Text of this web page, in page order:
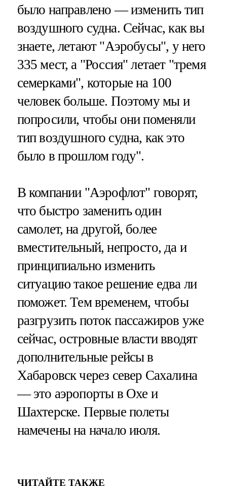
было направлено — изменить тип
воздушного судна. Сейчас, как вы
знаете, летают "Аэробусы", у него
335 мест, а "Россия" летает "тремя
семерками", которые на 100
человек больше. Поэтому мы и
попросили, чтобы они поменяли
тип воздушного судна, как это
было в прошлом году".
В компании "Аэрофлот" говорят,
что быстро заменить один
самолет, на другой, более
вместительный, непросто, да и
принципиально изменить
ситуацию такое решение едва ли
поможет. Тем временем, чтобы
разгрузить поток пассажиров уже
сейчас, островные власти вводят
дополнительные рейсы в
Хабаровск через север Сахалина
— это аэропорты в Охе и
Шахтерске. Первые полеты
намечены на начало июля.
ЧИТАЙТЕ ТАКЖЕ